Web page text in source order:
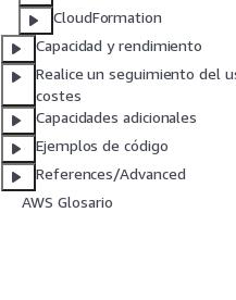
CloudFormation
Capacidad y rendimiento
Realice un seguimiento del
costes
Capacidades adicionales
Ejemplos de código
References/Advanced
AWS Glosario